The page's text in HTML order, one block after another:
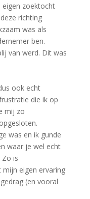
eigen zoektocht
richting
was als
ben.
van werd. Dit was
ook echt
die ik op
mij zo
was en ik gunde
waar je wel echt
is
mijn eigen ervaring
(en vooral